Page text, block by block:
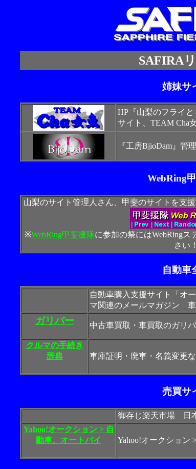
SAFIRA
姉妹サ
HP『山梨のフライ
サイト、TEAM Cha
『工房BjioDam』管
WebRing
山梨のサイト管理人さん、甲斐のサイトを支
※WebRing甲斐援隊に参加の祭にはWebRingス
さい！
自動車
自動車購入支援サイト「オ
マ関連のメールマガジン 車
ガリバー 中古車買取・車買取のガリ
クルマの手続き
辞典
車庫証明・廃車・名義変更
売買サ
御存じ楽天市場 日
Yahoo!オークション > 自
動車、オートバイ
Yahoo!オークション